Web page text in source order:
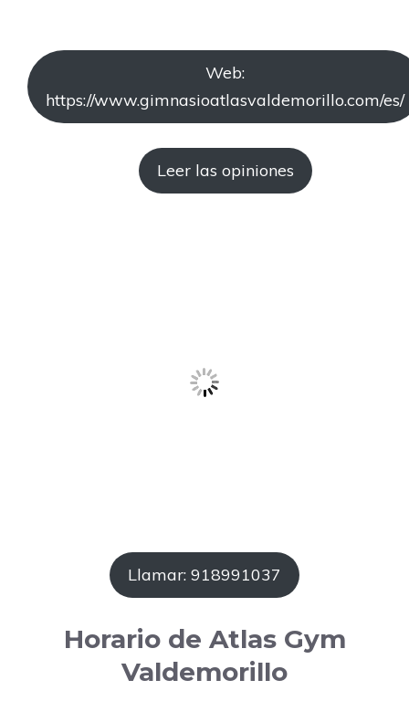
Web:
https://www.gimnasioatlasvaldemorillo.com/es/
Leer las opiniones
Llamar: 918991037
Horario de Atlas Gym
Valdemorillo